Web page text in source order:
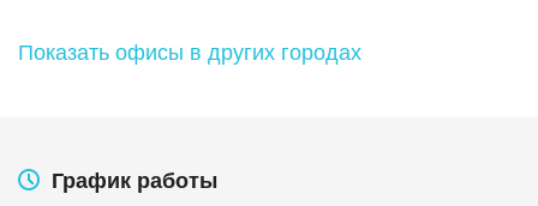
Показать офисы в других городах
График работы